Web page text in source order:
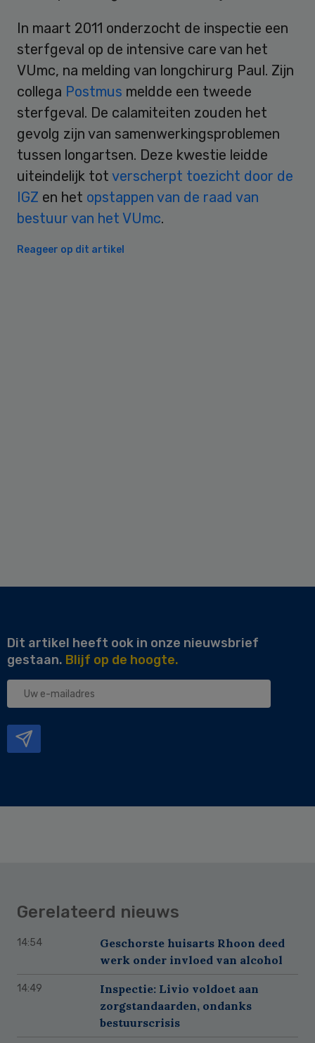
In maart 2011 onderzocht de inspectie een
sterfgeval op de intensive care van het
VUmc, na melding van longchirurg Paul. Zijn
collega Postmus meldde een tweede
sterfgeval. De calamiteiten zouden het
gevolg zijn van samenwerkingsproblemen
tussen longartsen. Deze kwestie leidde
uiteindelijk tot verscherpt toezicht door de
IGZ en het opstappen van de raad van
bestuur van het VUmc.
Reageer op dit artikel
Dit artikel heeft ook in onze nieuwsbrief
gestaan. Blijf op de hoogte.
Uw
Gerelateerd nieuws
14:54
Geschorste huisarts Rhoon deed
werk onder invloed van alcohol
14:49
Inspectie: Livio voldoet aan
zorgstandaarden, ondanks
bestuurscrisis